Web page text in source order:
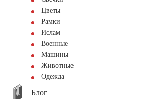
Цветы
Рамки
Ислам
Военные
Машины
Животные
Одежда
Блог